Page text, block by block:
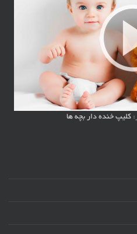
کلیپ خنده دار بچه ها